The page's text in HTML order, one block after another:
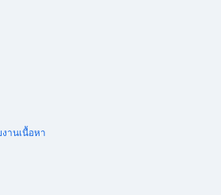
านเนื้อหา